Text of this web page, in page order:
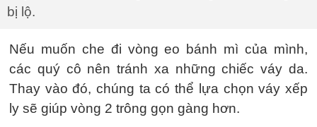
bị lộ.
Nếu muốn che đi vòng eo bánh mì của mình,
các quý cô nên tránh xa những chiếc váy da.
Thay vào đó, chúng ta có thể lựa chọn váy xếp
ly sẽ giúp vòng 2 trông gọn gàng hơn.